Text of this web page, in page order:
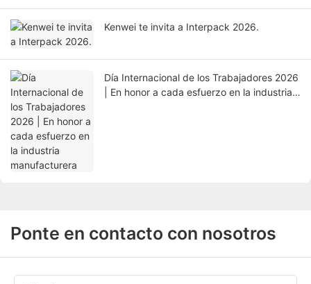
Kenwei te invita a Interpack 2026.
Día Internacional de los Trabajadores 2026
| En honor a cada esfuerzo en la industria
Ponte en contacto con nosotros